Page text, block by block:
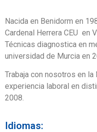
Nacida en Benidorm en
Cardenal Herrera CEU en
Técnicas diagnostica en
universidad de Murcia en
Trabaja con nosotros en
experiencia laboral en
2008.
Idiomas: